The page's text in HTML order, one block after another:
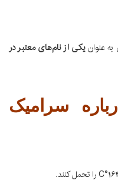
به عنوانیکی از نام‌های معتبر در
سرامیک